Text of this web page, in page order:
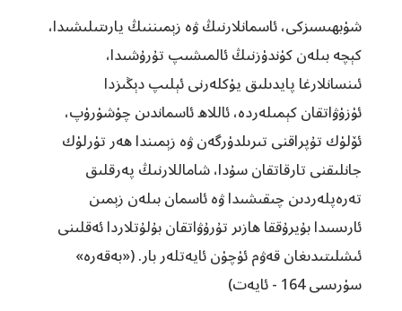
شۈبھىسىزكى، ئاسمانلارنىڭ ۋە زېمىننىڭ يارىتىلىشىدا،
كېچە بىلەن كۈندۈزنىڭ ئالمىشىپ تۇرۇشىدا،
ئىنسانلارغا پايدىلىق يۈكلەرنى ئېلىپ دېڭىزدا
ئۈزۈۋاتقان كېمىلەردە، ئاللاھ ئاسماندىن چۈشۈرۈپ،
ئۆلۈك تۇپراقنى تىرىلدۈرگەن ۋە زېمىندا ھەر تۈرلۈك
جانلىقنى تارقاتقان سۇدا، شاماللارنىڭ پەرقلىق
تەرەپلەردىن چىقىشىدا ۋە ئاسمان بىلەن زېمىن
ئارىسىدا بۇيرۇققا ھازىر تۇرۇۋاتقان بۇلۇتلاردا ئەقلىنى
ئىشلىتىدىغان قەۋم ئۈچۈن ئايەتلەر بار.‏ («بەقەرە»
سۈرىسى 164 - ئايەت)